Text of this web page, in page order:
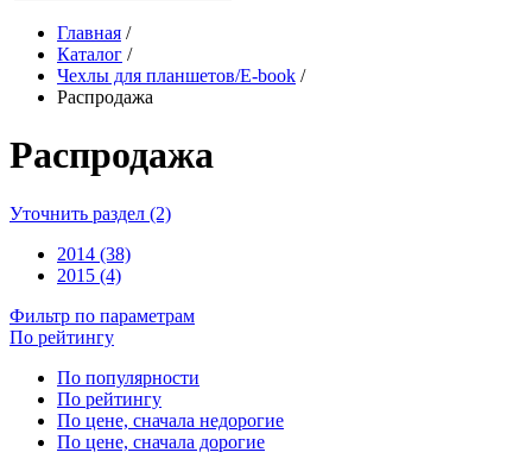
Главная /
Каталог /
Чехлы для планшетов/E-book /
Распродажа
Распродажа
Уточнить раздел (2)
2014 (38)
2015 (4)
Фильтр по параметрам
По рейтингу
По популярности
По рейтингу
По цене, сначала недорогие
По цене, сначала дорогие